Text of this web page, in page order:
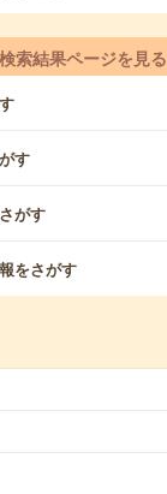
索結果ページを見る
す
がす
をさがす